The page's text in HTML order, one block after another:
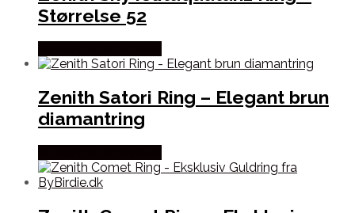
Størrelse 52
Zenith Satori Ring – Elegant brun
diamantring